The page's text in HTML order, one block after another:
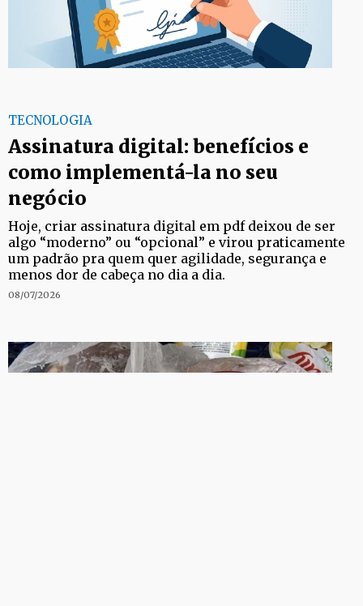
TECNOLOGIA
Assinatura digital: benefícios e
como implementá-la no seu
negócio
Hoje, criar assinatura digital em pdf deixou de ser
algo “moderno” ou “opcional” e virou praticamente
um padrão pra quem quer agilidade, segurança e
menos dor de cabeça no dia a dia.
08/07/2026